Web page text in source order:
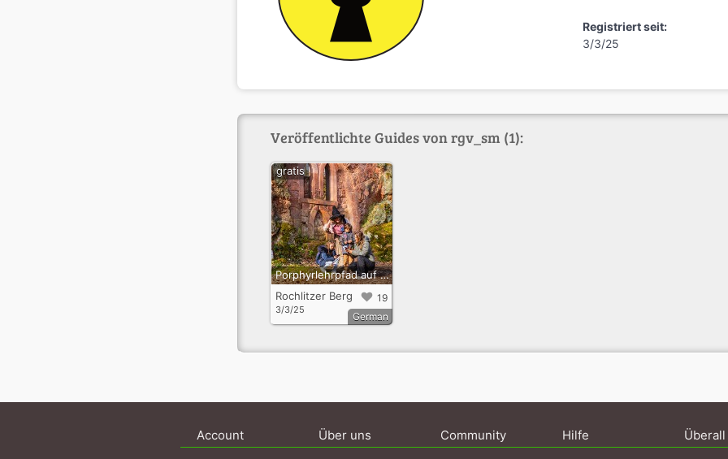
Registriert seit:
3/3/25
Veröffentlichte Guides von rgv_sm (1):
Porphyrlehrpfad auf dem Rochlitzer Berg
19
Rochlitzer Berg
3/3/25
gratis
German
Account Über uns Community Hilfe Überall